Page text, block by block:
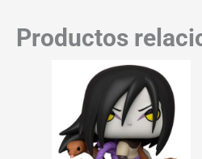
Productos